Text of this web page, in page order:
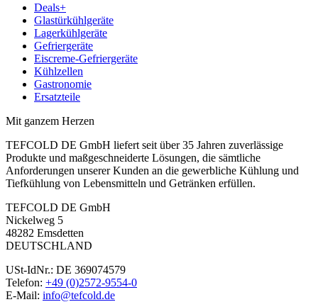
Deals+
Glastürkühlgeräte
Lagerkühlgeräte
Gefriergeräte
Eiscreme-Gefriergeräte
Kühlzellen
Gastronomie
Ersatzteile
Mit ganzem Herzen
TEFCOLD DE GmbH liefert seit über 35 Jahren zuverlässige
Produkte und maßgeschneiderte Lösungen, die sämtliche
Anforderungen unserer Kunden an die gewerbliche Kühlung und
Tiefkühlung von Lebensmitteln und Getränken erfüllen.
TEFCOLD DE GmbH
Nickelweg 5
48282 Emsdetten
DEUTSCHLAND
USt-IdNr.: DE 369074579
Telefon: +49 (0)2572-9554-0
E-Mail: info@tefcold.de